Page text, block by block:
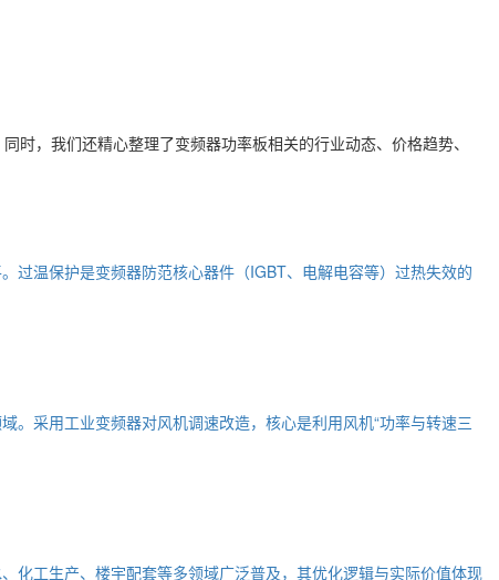
时，我们还精心整理了变频器功率板相关的行业动态、价格趋势、
过温保护是变频器防范核心器件（IGBT、电解电容等）过热失效的
。采用工业变频器对风机调速改造，核心是利用风机“功率与转速三
化工生产、楼宇配套等多领域广泛普及，其优化逻辑与实际价值体现